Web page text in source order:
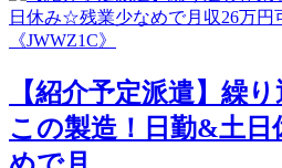
【紹介予定派遣】繰
この製造！日勤&土